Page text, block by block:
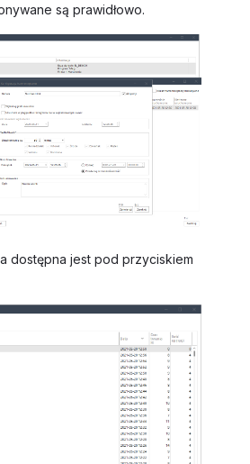
są prawidłowo.
dostępna jest pod przyciskiem